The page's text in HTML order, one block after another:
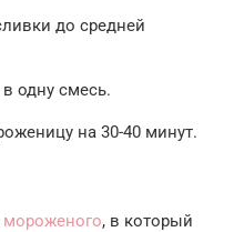
до средней
одну смесь.
на 30-40 минут.
, в который